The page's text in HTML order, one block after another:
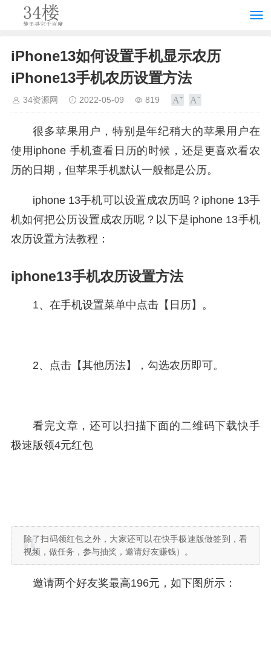
iPhone13如何设置手机显示农历
iPhone13手机农历设置方法
34资源网 2022-05-09 819
很多苹果用户，特别是年纪稍大的苹果用户在
使用iphone 手机查看日历的时候，还是更喜欢看农
历的日期，但苹果手机默认一般都是公历。
iphone 13手机可以设置成农历吗？iphone 13手
机如何把公历设置成农历呢？以下是iphone 13手机
农历设置方法教程：
iphone13手机农历设置方法
1、在手机设置菜单中点击【日历】。
2、点击【其他历法】，勾选农历即可。
看完文章，还可以扫描下面的二维码下载快手
极速版领4元红包
除了扫码领红包之外，大家还可以在快手极速版做签到，看
视频，做任务，参与抽奖，邀请好友赚钱）。
邀请两个好友奖最高196元，如下图所示：